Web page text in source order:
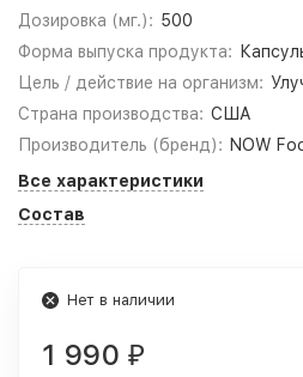
Дозировка (мг.): 500
Форма выпуска продукта:
Цель / действие на организм:
Страна производства: США
Производитель (бренд): NOW
Все характеристики
Состав
Нет в наличии
1 990 ₽